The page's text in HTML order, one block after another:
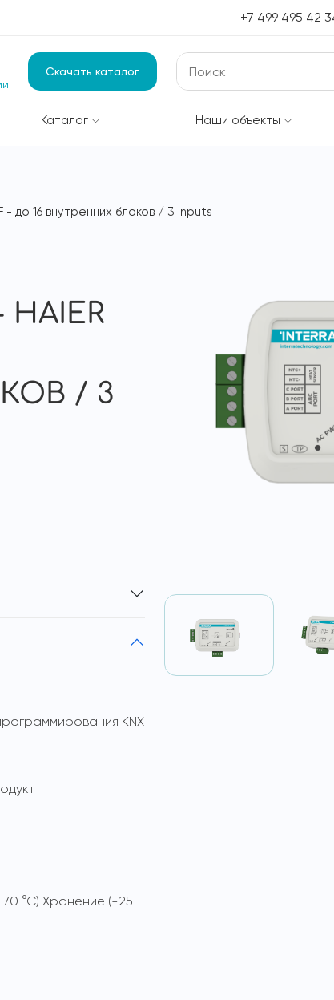
+7 499 495 42
Скачать каталог
Каталог Наши объекты
до 16 внутренних блоков / 3 Inputs
/ 3
KNX
°C) Хранение (-25